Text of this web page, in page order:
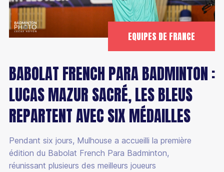
EQUIPES DE FRANCE
BABOLAT FRENCH PARA BADMINTON :
LUCAS MAZUR SACRÉ, LES BLEUS
REPARTENT AVEC SIX MÉDAILLES
Pendant six jours, Mulhouse a accueilli la première
édition du Babolat French Para Badminton,
réunissant plusieurs des meilleurs joueurs